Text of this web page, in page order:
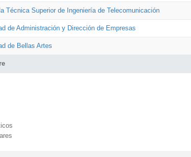
Técnica Superior de Ingeniería de Telecomunicación
de Administración y Dirección de Empresas
de Bellas Artes